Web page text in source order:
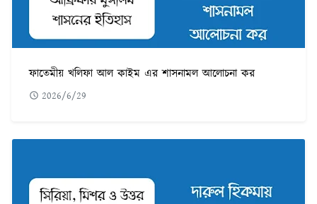
ফাতেমীয় খলিফা আল কাইম এর শাসনামল আলোচনা কর
2026/6/29